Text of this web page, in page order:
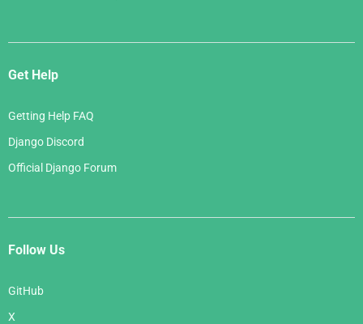
Get Help
Getting Help FAQ
Django Discord
Official Django Forum
Follow Us
GitHub
X